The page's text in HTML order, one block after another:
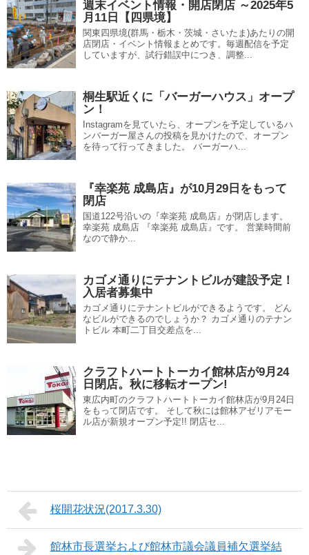
週末イベント情報・開店閉店 ～2025年5
月11日【四県境】
関東四県境(群馬・栃木・茨城・さいたま)あたりの開
店閉店・イベント情報まとめです。毎週配信を予定
していますが、試行錯誤中につき、調整...
桐生駅近くに「バーガーハウス」オープ
ン！
Instagramを見ていたら、オープンを予定しているハ
ンバーガー屋さんの投稿を見かけたので、オープン
を待って行ってきました。 バーガーハ...
『幸楽苑 成島店』が10月29日をもって
閉店
国道122号沿いの『幸楽苑 成島店』が閉店します。
幸楽苑 成島店 『幸楽苑 成島店』です。 営業時間前
なので静か...
カゴメ通りにテナントビルが建設予定！
入居者募集中
カゴメ通りにテナントビルができるようです。 どん
なビルができるのでしょうか？ カゴメ通りのテナン
トビル 本町二丁目交差点を...
クラフトハートトーカイ館林店が9月24
日閉店。秋に移転オープン!
東広内町のクラフトハートトーカイ館林店が9月24日
をもって閉店です。 そして秋には館林アゼリアモー
ル店が新規オープン予定!! 閉店セ...
桜開花状況(2017.3.30)
館林市長選挙および館林市議会議員補欠選挙結